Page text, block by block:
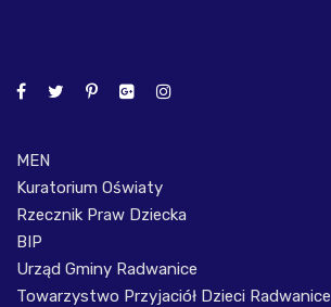
MEN
Kuratorium Oświaty
Rzecznik Praw Dziecka
BIP
Urząd Gminy Radwanice
Towarzystwo Przyjaciół Dzieci Radwanice